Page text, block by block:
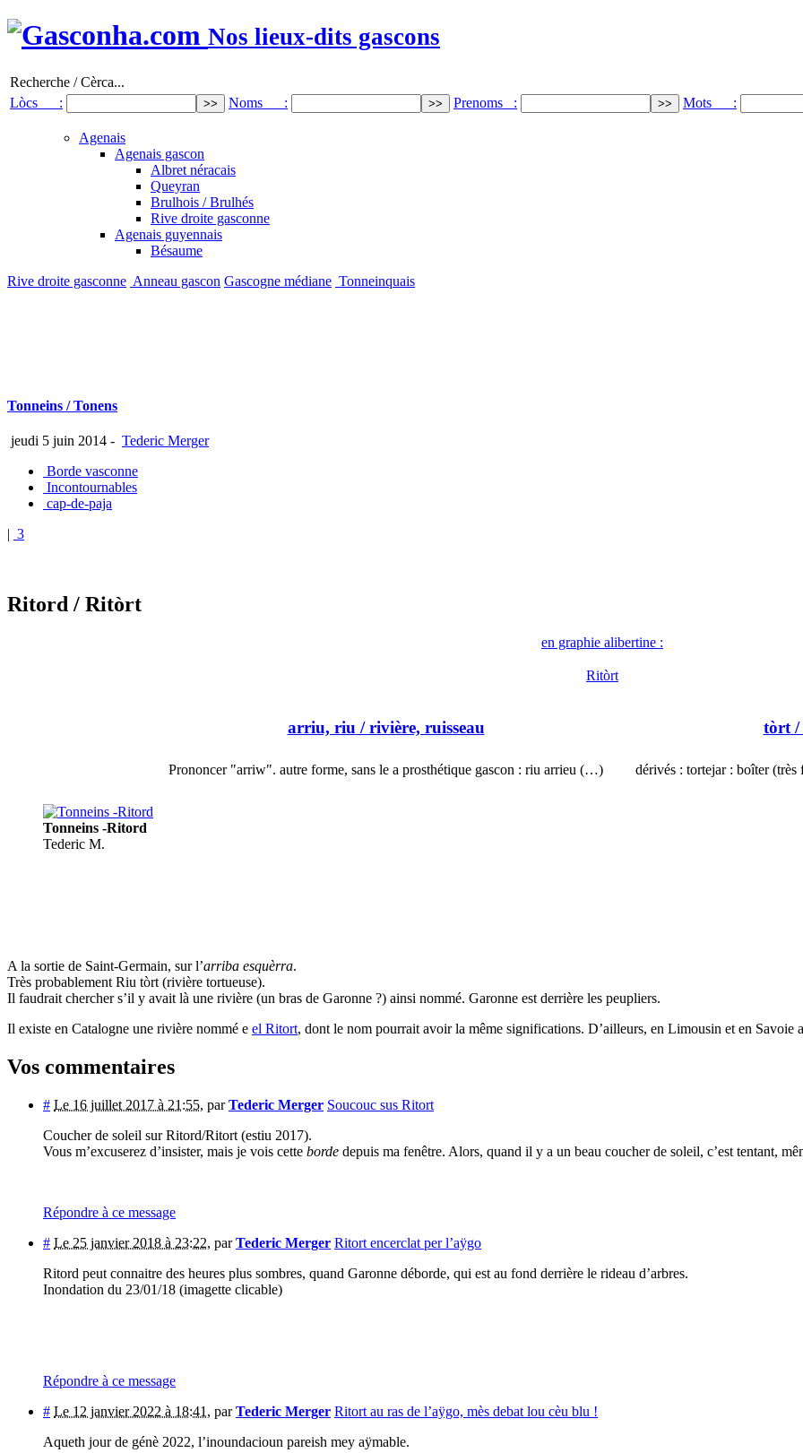
Nos lieux-dits gascons
Recherche / Cèrca...
Lòcs :
Noms : Prenoms : Mots :
Agenais
Agenais gascon
Albret néracais
Queyran
Brulhois / Brulhés
Rive droite gasconne
Agenais guyennais
Bésaume
Rive droite gasconne Anneau gascon Gascogne médiane Tonneinquais
Tonneins / Tonens
jeudi 5 juin 2014 - Tederic Merger
Borde vasconne
Incontournables
cap-de-paja
| 3
Ritord / Ritòrt
en graphie alibertine :
Ritòrt
arriu, riu / rivière, ruisseau
Prononcer "arriw". autre forme, sans le a prosthétique gascon : riu arrieu (…)
tòrt/
dérivés : tortejar : boîter
Tonneins -Ritord
Tederic M.
A la sortie de Saint-Germain, sur l’arriba esquèrra.
Très probablement Riu tòrt (rivière tortueuse).
Il faudrait chercher s’il y avait là une rivière (un bras de Garonne ?) ainsi nommé. Garonne est derrière les peupliers.
Il existe en Catalogne une rivière nommé e el Ritort, dont le nom pourrait avoir la même significations. D’ailleurs, en Limousin et en
Vos commentaires
# Le 16 juillet 2017 à 21:55, parTederic Merger Soucouc sus Ritort
Coucher de soleil sur Ritord/Ritort (estiu 2017).
Vous m’excuserez d’insister, mais je vois cette borde depuis ma fenêtre. Alors, quand il y a un beau coucher de soleil, c’est tentant,
Répondre à ce message
# Le 25 janvier 2018 à 23:22, parTederic Merger Ritort encerclat per l’aÿgo
Ritord peut connaitre des heures plus sombres, quand Garonne déborde, qui est au fond derrière le rideau d’arbres.
Inondation du 23/01/18 (imagette clicable)
Répondre à ce message
# Le 12 janvier 2022 à 18:41 , parTederic Merger Ritort au ras de l’aÿgo, mès debat lou cèu blu !
Aqueth jour de génè 2022, l’inoundacioun pareish mey aÿmable.